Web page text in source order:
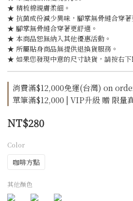
★ 精梳棉親膚柔細。
★ 抗菌成份減少異味，腳掌無骨縫合穿著
★ 腳掌無骨縫合穿著更舒適。
★ 本商品恕無納入其他優惠活動。
★ 所屬貼身商品無提供退換貨服務。
★ 如果您發現中意的尺寸缺貨，請按右
消費滿$12,000免運(台灣) on
單筆滿$12,000 | VIP升級 贈 限量
NT$280
Color
咖啡方點
其他顏色